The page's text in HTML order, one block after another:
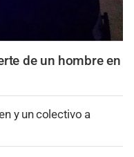
de un hombre en
y un colectivo a